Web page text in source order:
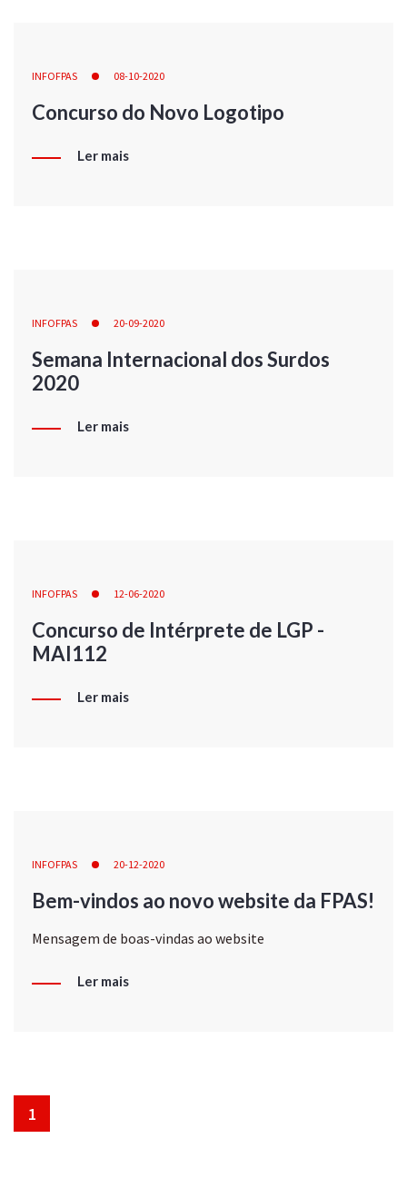
INFOFPAS 08-10-2020
Concurso do Novo Logotipo
Ler mais
INFOFPAS 20-09-2020
Semana Internacional dos Surdos
2020
Ler mais
INFOFPAS 12-06-2020
Concurso de Intérprete de LGP -
MAI112
Ler mais
INFOFPAS 20-12-2020
Bem-vindos ao novo website da FPAS!
Mensagem de boas-vindas ao website
Ler mais
1